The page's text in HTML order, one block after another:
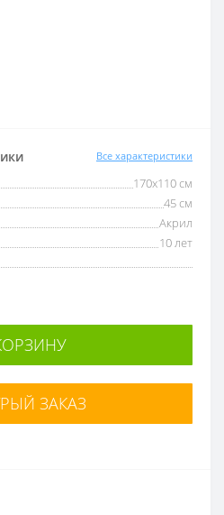
Все характеристики
170х110 см
45 см
Акрил
10 лет
ЗАКАЗ